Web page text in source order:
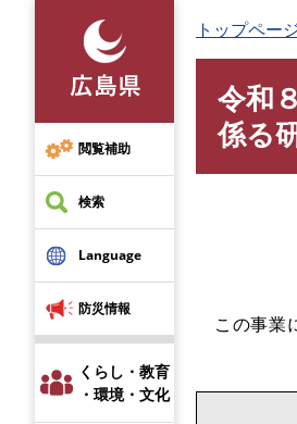
先
頭
で
す
閲覧補助
検索
Language
防災情報
くらし・教育
・環境・文化
トップペー
令和
係る
この事業